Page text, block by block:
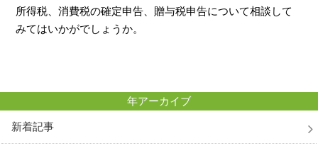
所得税、消費税の確定申告、贈与税申告について相談して
みてはいかがでしょうか。
年アーカイブ
新着記事